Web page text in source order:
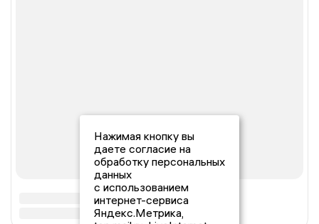
Нажимая кнопку вы
даете согласие на
обработку персональных
данных
с использованием
интернет-сервиса
Яндекс.Метрика,